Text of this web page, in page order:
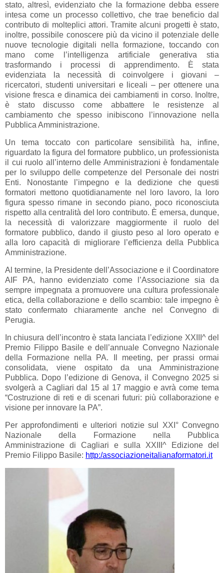
stato, altresì, evidenziato che la formazione debba essere
intesa come un processo collettivo, che trae beneficio dal
contributo di molteplici attori. Tramite alcuni progetti è stato,
inoltre, possibile conoscere più da vicino il potenziale delle
nuove tecnologie digitali nella formazione, toccando con
mano come l’intelligenza artificiale generativa stia
trasformando i processi di apprendimento. È stata
evidenziata la necessità di coinvolgere i giovani –
ricercatori, studenti universitari e liceali – per ottenere una
visione fresca e dinamica dei cambiamenti in corso. Inoltre,
è stato discusso come abbattere le resistenze al
cambiamento che spesso inibiscono l’innovazione nella
Pubblica Amministrazione.
Un tema toccato con particolare sensibilità ha, infine,
riguardato la figura del formatore pubblico, un professionista
il cui ruolo all’interno delle Amministrazioni è fondamentale
per lo sviluppo delle competenze del Personale dei nostri
Enti. Nonostante l’impegno e la dedizione che questi
formatori mettono quotidianamente nel loro lavoro, la loro
figura spesso rimane in secondo piano, poco riconosciuta
rispetto alla centralità del loro contributo. È emersa, dunque,
la necessità di valorizzare maggiormente il ruolo del
formatore pubblico, dando il giusto peso al loro operato e
alla loro capacità di migliorare l’efficienza della Pubblica
Amministrazione.
Al termine, la Presidente dell’Associazione e il Coordinatore
AIF PA, hanno evidenziato come l’Associazione sia da
sempre impegnata a promuovere una cultura professionale
etica, della collaborazione e dello scambio: tale impegno è
stato confermato chiaramente anche nel Convegno di
Perugia.
In chiusura dell’incontro è stata lanciata l’edizione XXIII^ del
Premio Filippo Basile e dell’annuale Convegno Nazionale
della Formazione nella PA. Il meeting, per prassi ormai
consolidata, viene ospitato da una Amministrazione
Pubblica. Dopo l’edizione di Genova, il Convegno 2025 si
svolgerà a Cagliari dal 15 al 17 maggio e avrà come tema
“Costruzione di reti e di scenari futuri: più collaborazione e
visione per innovare la PA”.
Per approfondimenti e ulteriori notizie sul XXI° Convegno
Nazionale della Formazione nella Pubblica
Amministrazione di Cagliari e sulla XXIII^ Edizione del
Premio Filippo Basile: http:/associazioneitalianaformatori.it